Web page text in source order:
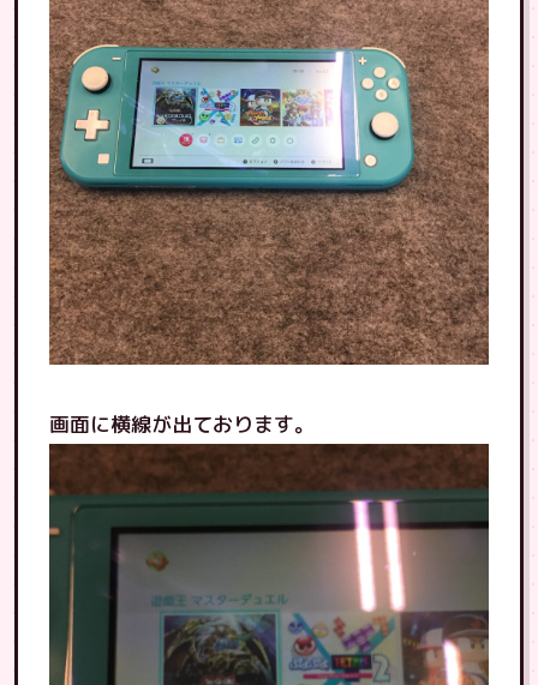
画面に横線が出ております。